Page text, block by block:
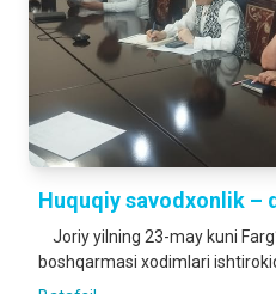
Huquqiy savodxonlik –
Joriy yilning 23-may kuni
boshqarmasi xodimlari